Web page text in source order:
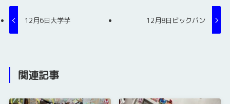
12月6日大学芋 12月8日ビックバン
関連記事